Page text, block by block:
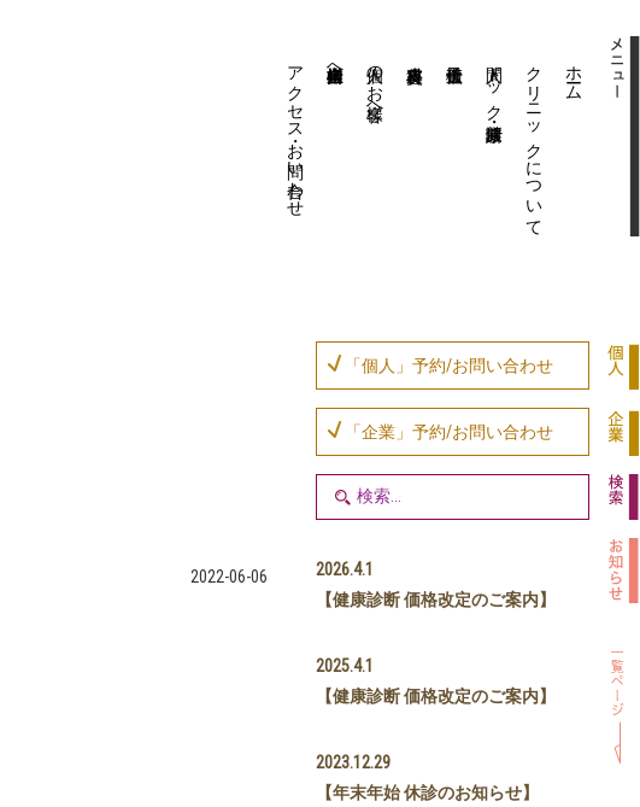
アクセス・お問い合わせ 企業内担当者様へ 個人のお客様へ 人間ドック・健康診断 クリニックについて ホーム
2022-06-06
「個人」予約/お問い合わせ
「企業」予約/お問い合わせ
2026.4.1
【健康診断 価格改定のご案内】
2025.4.1
【健康診断 価格改定のご案内】
2023.12.29
【年末年始 休診のお知らせ】